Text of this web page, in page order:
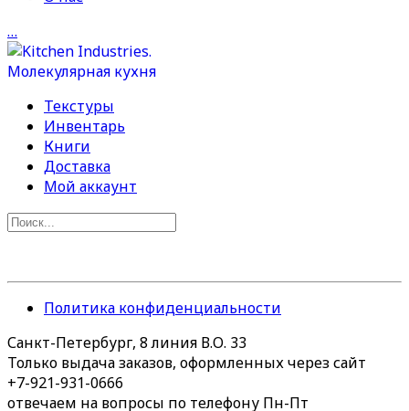
…
Текстуры
Инвентарь
Книги
Доставка
Мой аккаунт
Политика конфиденциальности
Санкт-Петербург, 8 линия В.О. 33
Только выдача заказов, оформленных через сайт
+7-921-931-0666
отвечаем на вопросы по телефону Пн-Пт